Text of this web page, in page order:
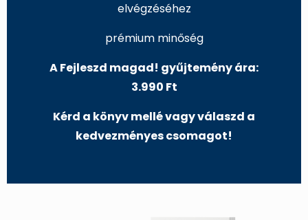
elvégzéséhez
prémium minőség
A Fejleszd magad! gyűjtemény ára:
3.990 Ft
Kérd a könyv mellé vagy válaszd a
kedvezményes csomagot!